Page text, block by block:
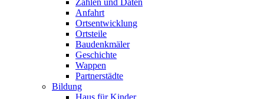
Zahlen und Daten
Anfahrt
Ortsentwicklung
Ortsteile
Baudenkmäler
Geschichte
Wappen
Partnerstädte
Bildung
Haus für Kinder